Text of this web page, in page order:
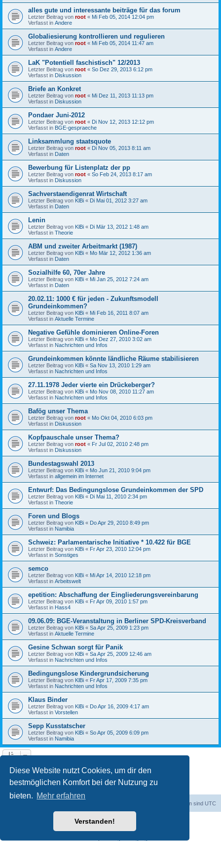
Diese Website nutzt Cookies, um dir den
bestmöglichen Komfort bei der Nutzung zu
bieten. Mehr erfahren
Verstanden!
alles gute und interessante beiträge für das forum
Letzter Beitrag von root « Mi Feb 05, 2014 12:04 pm
Verfasst in Andere
Globaliesierung kontrollieren und regulieren
Letzter Beitrag von root « Mi Feb 05, 2014 11:47 am
Verfasst in Andere
LaK "Potentiell faschistisch" 12/2013
Letzter Beitrag von root « So Dez 29, 2013 6:12 pm
Verfasst in Diskussion
Briefe an Konkret
Letzter Beitrag von root « Mi Dez 11, 2013 11:13 pm
Verfasst in Diskussion
Pondaer Juni-2012
Letzter Beitrag von root « Di Nov 12, 2013 12:12 pm
Verfasst in BGE-gespraeche
Linksammlung staatsquote
Letzter Beitrag von root « Di Nov 05, 2013 8:11 am
Verfasst in Daten
Bewerbung für Listenplatz der pp
Letzter Beitrag von root « So Feb 24, 2013 8:17 am
Verfasst in Diskussion
Sachverstaendigenrat Wirtschaft
Letzter Beitrag von KlBi « Di Mai 01, 2012 3:27 am
Verfasst in Daten
Lenin
Letzter Beitrag von KlBi « Di Mär 13, 2012 1:48 am
Verfasst in Theorie
ABM und zweiter Arbeitmarkt (1987)
Letzter Beitrag von KlBi « Mo Mär 12, 2012 1:36 am
Verfasst in Daten
Sozialhilfe 60, 70er Jahre
Letzter Beitrag von KlBi « Mi Jan 25, 2012 7:24 am
Verfasst in Daten
20.02.11: 1000 € für jeden - Zukunftsmodell
Grundeinkommen?
Letzter Beitrag von KlBi « Mi Feb 16, 2011 8:07 am
Verfasst in Aktuelle Termine
Negative Gefühle dominieren Online-Foren
Letzter Beitrag von KlBi « Mo Dez 27, 2010 3:02 am
Verfasst in Nachrichten und Infos
Grundeinkommen könnte ländliche Räume stabilisieren
Letzter Beitrag von KlBi « Sa Nov 13, 2010 1:29 am
Verfasst in Nachrichten und Infos
27.11.1978 Jeder vierte ein Drückeberger?
Letzter Beitrag von KlBi « Mo Nov 08, 2010 11:27 am
Verfasst in Nachrichten und Infos
Bafög unser Thema
Letzter Beitrag von root « Mo Okt 04, 2010 6:03 pm
Verfasst in Diskussion
Kopfpauschale unser Thema?
Letzter Beitrag von root « Fr Jul 02, 2010 2:48 pm
Verfasst in Diskussion
Bundestagswahl 2013
Letzter Beitrag von KlBi « Mo Jun 21, 2010 9:04 pm
Verfasst in allgemein im Internet
Entwurf: Das Bedingungslose Grundeinkommen der SPD
Letzter Beitrag von KlBi « Di Mai 11, 2010 2:34 pm
Verfasst in Theorie
Foren und Blogs
Letzter Beitrag von KlBi « Do Apr 29, 2010 8:49 pm
Verfasst in Namibia
Schweiz: Parlamentarische Initiative * 10.422 für BGE
Letzter Beitrag von KlBi « Fr Apr 23, 2010 12:04 pm
Verfasst in Sonstiges
semco
Letzter Beitrag von KlBi « Mi Apr 14, 2010 12:18 pm
Verfasst in Arbeitswelt
epetition: Abschaffung der Eingliederungsvereinbarung
Letzter Beitrag von KlBi « Fr Apr 09, 2010 1:57 pm
Verfasst in Hass4
09.06.09: BGE-Veranstaltung in Berliner SPD-Kreisverband
Letzter Beitrag von KlBi « Sa Apr 25, 2009 1:23 pm
Verfasst in Aktuelle Termine
Gesine Schwan sorgt für Panik
Letzter Beitrag von KlBi « Sa Apr 25, 2009 12:46 am
Verfasst in Nachrichten und Infos
Bedingungslose Kindergrundsicherung
Letzter Beitrag von KlBi « Fr Apr 17, 2009 7:35 pm
Verfasst in Nachrichten und Infos
Klaus Binder
Letzter Beitrag von KlBi « Do Apr 16, 2009 4:17 am
Verfasst in Vorstellen
Sepp Kusstatscher
Letzter Beitrag von KlBi « So Apr 05, 2009 6:09 pm
Verfasst in Namibia
Die Suche ergab 103 Treffer 1 2 3
Alle Zeiten sind UTC
Powered byphpBB® Forum Software © phpBB Limited
phpBB.de